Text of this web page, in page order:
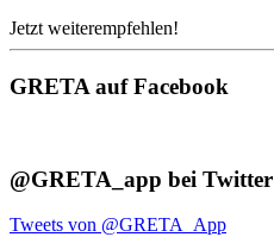
Jetzt weiterempfehlen!
GRETA auf Facebook
@GRETA_app bei Twitter
Tweets von @GRETA_App